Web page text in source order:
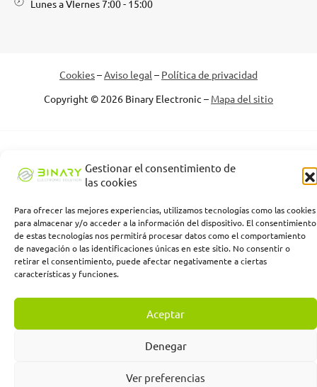
Gestionar el consentimiento de
las cookies
Para ofrecer las mejores experiencias, utilizamos tecnologías como las cookies
para almacenar y/o acceder a la información del dispositivo. El consentimiento
de estas tecnologías nos permitirá procesar datos como el comportamiento
de navegación o las identificaciones únicas en este sitio. No consentir o
retirar el consentimiento, puede afectar negativamente a ciertas
características y funciones.
Aceptar
Denegar
Ver preferencias
Lunes a VIernes 7:00 - 15:00
Cookies–Aviso legal – Política de privacidad
Copyright © 2026 Binary Electronic – Mapa del sitio
subvención de la Consejería de Empleo, Empresa y Trabajo
Autónomo de la Junta de Andalucía, financiada por la Unión
enmarcada en el Programa Emplea-T, para la inserción laboral y el
fomento de la contratación en el ámbito de la Comunidad
Autónoma de Andalucía. Línea 2. Incentivo a la segunda o
sucesivas contrataciones indefinidas ordinarias por parte de
personas trabajadoras autónomas, y a cualquier contratación
indefinida ordinaria por parte de pymes.